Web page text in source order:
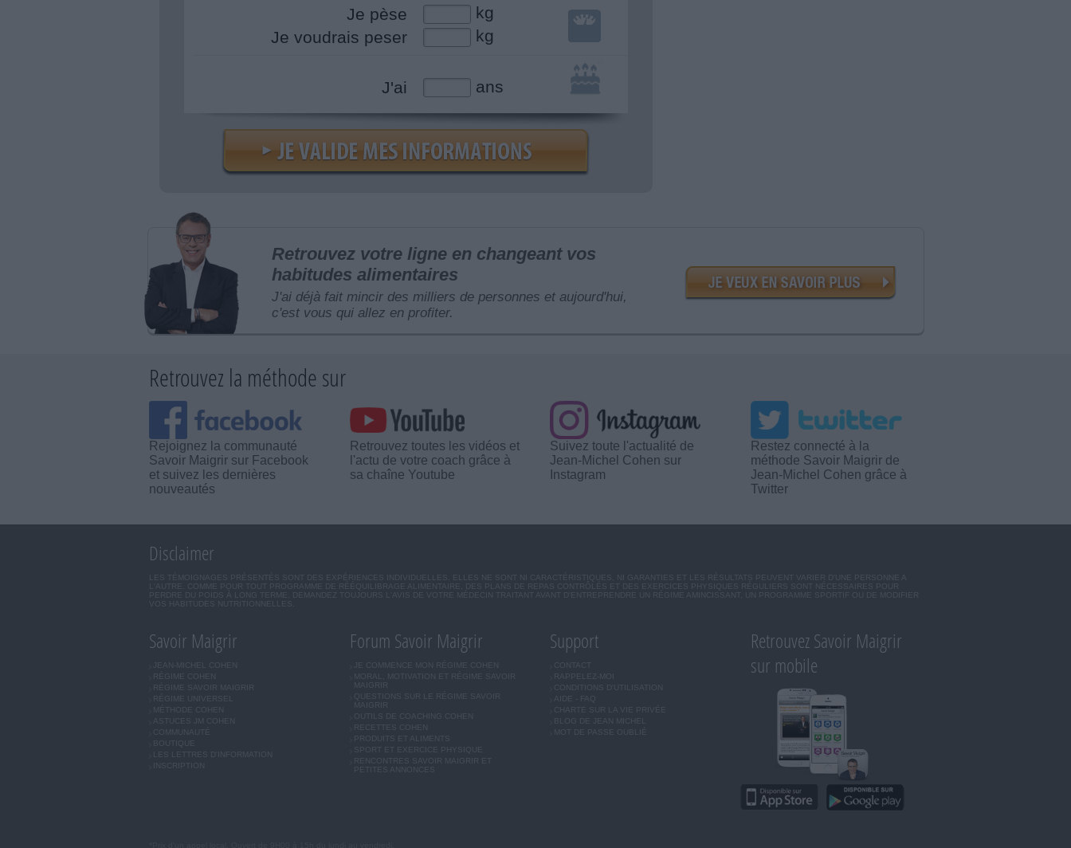
Je pèse
kg
Je voudrais peser
kg
J'ai ans
Retrouvez votre ligne en changeant vos
habitudes alimentaires
J'ai déjà fait mincir des milliers de personnes et aujourd'hui,
c'est vous qui allez en profiter.
Retrouvez la méthode sur
Rejoignez la communauté
Savoir Maigrir sur Facebook
et suivez les dernières
nouveautés
Retrouvez toutes les vidéos et
l'actu de votre coach grâce à
sa chaîne Youtube
Suivez toute l'actualité de
Jean-Michel Cohen sur
Instagram
Restez connecté à la
méthode Savoir Maigrir de
Jean-Michel Cohen grâce à
Twitter
Disclaimer
LES TÉMOIGNAGES PRÉSENTÉS SONT DES EXPÉRIENCES INDIVIDUELLES. ELLES NE SONT NI CARACTÉRISTIQUES, NI GARANTIES ET LES RÉSULTATS PEUVENT VARIER D'UNE PERSONNE A
L'AUTRE. COMME POUR TOUT PROGRAMME DE RÉÉQUILIBRAGE ALIMENTAIRE, DES PLANS DE REPAS CONTRÔLÉS ET DES EXERCICES PHYSIQUES RÉGULIERS SONT NÉCESSAIRES POUR
PERDRE DU POIDS À LONG TERME. DEMANDEZ TOUJOURS L'AVIS DE VOTRE MÉDECIN TRAITANT AVANT D'ENTREPRENDRE UN RÉGIME AMINCISSANT, UN PROGRAMME SPORTIF OU DE MODIFIER
VOS HABITUDES NUTRITIONNELLES.
Savoir Maigrir
JEAN-MICHEL COHEN
RÉGIME COHEN
RÉGIME SAVOIR MAIGRIR
RÉGIME UNIVERSEL
ASTUCES JM COHEN
COMMUNAUTÉ
LES LETTRES D'INFORMATION
INSCRIPTION
Forum Savoir Maigrir
JE COMMENCE MON RÉGIME COHEN
MORAL, MOTIVATION ET RÉGIME SAVOIR
MAIGRIR
QUESTIONS SUR LE RÉGIME SAVOIR
MAIGRIR
OUTILS DE COACHING COHEN
RECETTES COHEN
PRODUITS ET ALIMENTS
SPORT ET EXERCICE PHYSIQUE
RENCONTRES SAVOIR MAIGRIR ET
PETITES ANNONCES
Support
CONTACT
RAPPELEZ-MOI
CONDITIONS D'UTILISATION
AIDE - FAQ
CHARTE SUR LA VIE PRIVÉE
BLOG DE JEAN MICHEL
MOT DE PASSE OUBLIÉ
Retrouvez Savoir Maigrir
sur mobile